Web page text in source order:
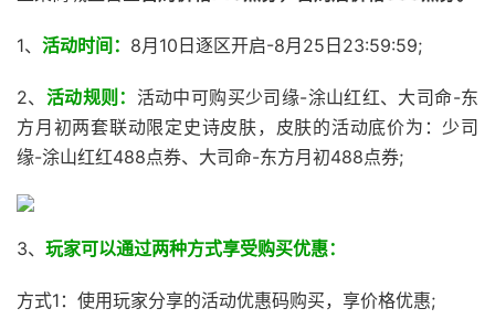
1、 活动时间： 8月10日逐区开启-8月25日23:59:59;
2、 活动规则： 活动中可购买少司缘-涂山红红、大司命-东
方月初两套联动限定史诗皮肤，皮肤的活动底价为：少司
缘-涂山红红488点券、大司命-东方月初488点券;
3、 玩家可以通过两种方式享受购买优惠：
方式1：使用玩家分享的活动优惠码购买，享价格优惠;